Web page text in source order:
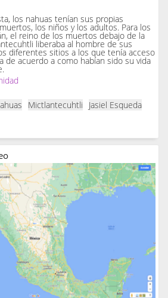
los nahuas tenían sus propias
los niños y los adultos. Para los
el reino de los muertos debajo de la
liberaba al hombre de sus
diferentes sitios a los que tenía acceso
de acuerdo a como habían sido su vida
Mictlantecuhtli
Jasiel Esqueda